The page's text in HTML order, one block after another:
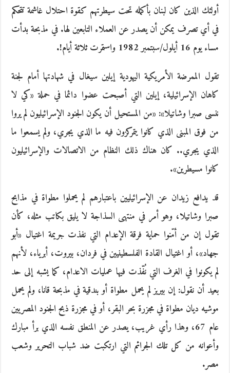
أولئك الذين كان لبنان بأكمله تحت سيطرتهم كقوة احتلال غاشمة تتحكم
في أي تصرف يمكن أن يصدر عن العملاء التابعين لها. في مذبحة بدأت
مساء يوم 16 أيلول/سبتمبر 1982 واستمرت ثلاثة أيام!.
تقول الممرضة الأمريكية اليهودية إيلين سيغال في شهادتها أمام لجنة
كاهان الإسرائيلية، إيلين التي أصبحت عضوا دائما في حملة «كي لا
ننسى صبرا وشاتيلا»: «من المستحيل أن يكون الجنود الإسرائيليون لم يروا
من فوق المبنى الذي كانوا يتمركزون فيه ما الذي يجري، ولم يسمعوا ما
الذي يجري.. كان هناك ذلك النظام من الاتصالات والإسرائيليون
كانوا مسيطرين».
قد يدافع زيدان عن الإسرائيليين باعتبارهم لم يحملوا مطواة في مذابح
صبرا وشاتيلا، وهو أمر في منتهى السذاجة لا يليق بكاتب مثله، كأن
تقول إن من أمّنوا حماية فرقة الإعدام التي نفذت جريمة اغتيال «أبو
جهاد»، أو اغتيال القادة الفلسطينيين في فردان، بيروت، أبرياء، لأنهم
لم يكونوا في الغرف التي نُفّذت فيها عمليات الاعدام، كما يشبه إلى حد
بعيد أن نقول: إن بيريز لم يحمل مطواة أو بندقية في مذبحة قانا، ولم يحمل
موشيه ديان مطواة في مجزرة بحر البقر، أو في مجزرة ذبح الجنود المصريين
عام 67، وهذا رأي غريب، يصدر عن المنطق نفسه الذي برأ مبارك
وأعوانه من كل تلك الجرائم التي ارتكبت ضد شباب التحرير وشعب
مصر.